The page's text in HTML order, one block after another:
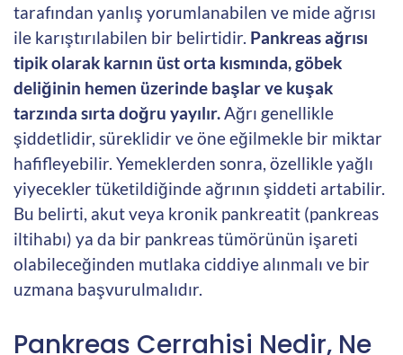
tarafından yanlış yorumlanabilen ve mide ağrısı
ile karıştırılabilen bir belirtidir. Pankreas ağrısı
tipik olarak karnın üst orta kısmında, göbek
deliğinin hemen üzerinde başlar ve kuşak
tarzında sırta doğru yayılır.Ağrı genellikle
şiddetlidir, süreklidir ve öne eğilmekle bir miktar
hafifleyebilir. Yemeklerden sonra, özellikle yağlı
yiyecekler tüketildiğinde ağrının şiddeti artabilir.
Bu belirti, akut veya kronik pankreatit (pankreas
iltihabı) ya da bir pankreas tümörünün işareti
olabileceğinden mutlaka ciddiye alınmalı ve bir
uzmana başvurulmalıdır.
Pankreas Cerrahisi Nedir, Ne